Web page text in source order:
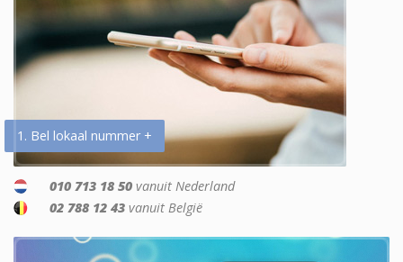
1. Bel lokaal nummer +
010 713 18 50 vanuit Nederland
02 788 12 43 vanuit België